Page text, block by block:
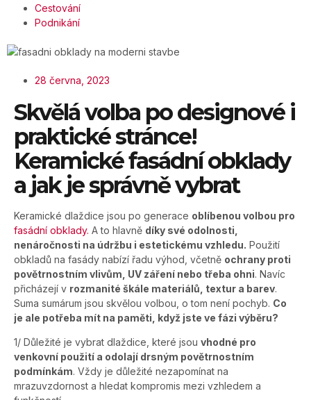
Cestování
Podnikání
28 června, 2023
Skvělá volba po designové i
praktické stránce!
Keramické fasádní obklady
a jak je správně vybrat
Keramické dlaždice jsou po generace oblíbenou volbou pro
fasádní obklady. A to hlavně díky své odolnosti,
nenáročnosti na údržbu i estetickému vzhledu. Použití
obkladů na fasády nabízí řadu výhod, včetně ochrany proti
povětrnostním vlivům, UV záření nebo třeba ohni. Navíc
přicházejí v rozmanité škále materiálů, textur a barev.
Suma sumárum jsou skvělou volbou, o tom není pochyb. Co
je ale potřeba mít na paměti, když jste ve fázi výběru?
1/ Důležité je vybrat dlaždice, které jsou vhodné pro
venkovní použití a odolají drsným povětrnostním
podmínkám. Vždy je důležité nezapomínat na
mrazuvzdornost a hledat kompromis mezi vzhledem a